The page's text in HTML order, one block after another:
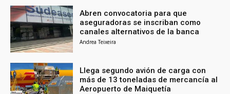
Abren convocatoria para que
aseguradoras se inscriban como
canales alternativos de la banca
Andrea Teixeira
Llega segundo avión de carga con
más de 13 toneladas de mercancía al
Aeropuerto de Maiquetía